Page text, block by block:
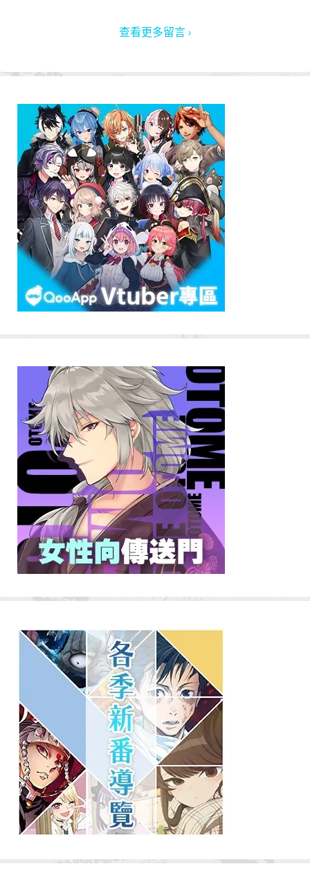
查看更多留言 ›